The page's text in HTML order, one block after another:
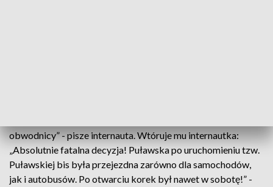
obwodnicy” - pisze internauta. Wtóruje mu internautka:
„Absolutnie fatalna decyzja! Puławska po uruchomieniu tzw.
Puławskiej bis była przejezdna zarówno dla samochodów,
jak i autobusów. Po otwarciu korek był nawet w sobotę!” -